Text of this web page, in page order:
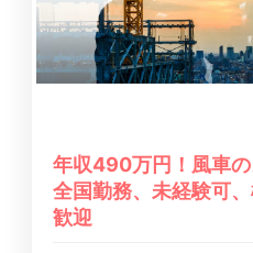
年収490万円！風車
全国勤務、未経験可
歓迎